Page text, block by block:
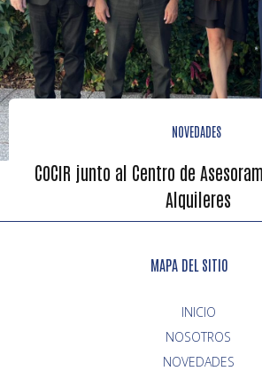
NOVEDADES
COCIR junto al Centro de
Alquileres
MAPA DEL SITIO
INICIO
NOVEDADES